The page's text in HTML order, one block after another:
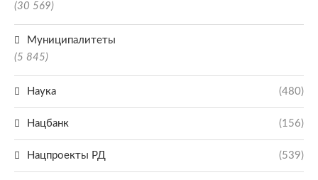
(30 569)
Муниципалитеты
(5 845)
Наука (480)
Нацбанк (156)
Нацпроекты РД (539)